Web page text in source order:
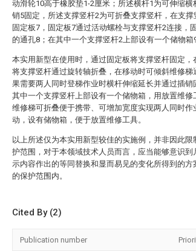
动滑轮10高于橡胶垫1-2厘米；所述横杆1为可伸缩
销5固定，所述支撑竖杆2为可折叠支撑竖杆，在支
固定板7，固定板7通过活动螺栓与支撑竖杆2连接，
的通孔8；在其中一个支撑竖杆2上部设有一个储物箱9
本实用新型在使用时，通过固定板将支撑竖杆固定，
将支撑竖杆通过旋转轴折叠，在移动时可倾斜维修
果需要两人同时登梯作业时横杆伸缩延长并通过插销
其中一个支撑竖杆上部设有一个储物箱，用放置维
维修梯可折叠便于携带、可增加宽度实现两人同时
动，设有储物箱，便于放置维修工具。
以上所述仅为本实用新型较佳的实施例，并非因此
护范围，对于本领域技术人员而言，应当能够意识到
示内容作出的等同替换和显而易见的变化所得到的
的保护范围内。
Cited By (2)
Publication number